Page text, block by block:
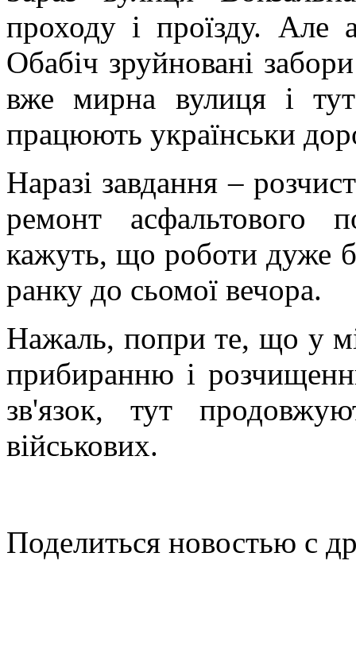
проходу і проїзду. Але
Обабіч зруйновані
вже мирна вулиця і
працюють українськи
Наразі завдання –
ремонт асфальтового
кажуть, що роботи дуже
ранку до сьомої вечора.
Нажаль, попри те, що у
прибиранню і
зв'язок, тут
військових.
Поделиться новостью с